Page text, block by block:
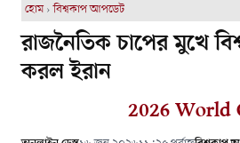
হোম›বিশ্বকাপ আপডেট
রাজনৈতিক চাপের মুখে
করল ইরান
2026 World